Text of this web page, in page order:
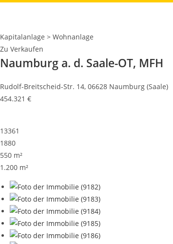
Kapitalanlage > Wohnanlage
Zu Verkaufen
Naumburg a. d. Saale-OT, MFH
Rudolf-Breitscheid-Str. 14, 06628 Naumburg (Saale)
454.321 €
13361
1880
550 m²
1.200 m²